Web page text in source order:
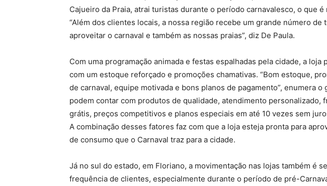
Cajueiro da Praia, atrai turistas durante o período carnavalesco, o que
“Além dos clientes locais, a nossa região recebe um grande número de
aproveitar o carnaval e também as nossas praias”, diz De Paula.
Com uma programação animada e festas espalhadas pela cidade, a loja
com um estoque reforçado e promoções chamativas. “Bom estoque,
de carnaval, equipe motivada e bons planos de pagamento”, enumera
podem contar com produtos de qualidade, atendimento personalizado,
grátis, preços competitivos e planos especiais em até 10 vezes sem
A combinação desses fatores faz com que a loja esteja pronta para
de consumo que o Carnaval traz para a cidade.
Já no sul do estado, em Floriano, a movimentação nas lojas também é
frequência de clientes, especialmente durante o período de pré-